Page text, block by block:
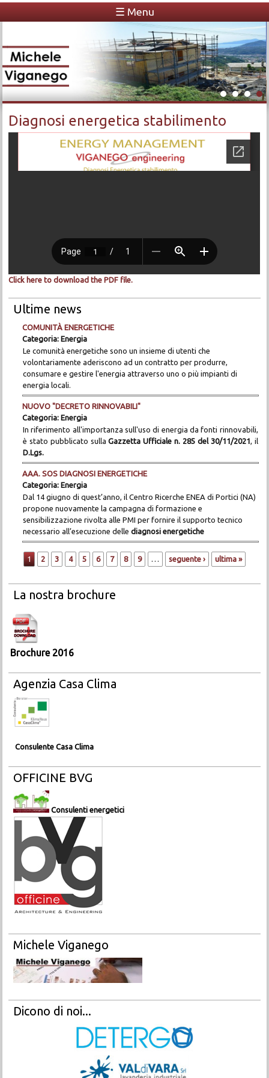
☰ Menu
Diagnosi energetica stabilimento
Click here to download the PDF file.
Ultime news
COMUNITÀ ENERGETICHE
Categoria: Energia
Le comunità energetiche sono un insieme di utenti che
volontariamente aderiscono ad un contratto per produrre,
consumare e gestire l'energia attraverso uno o più impianti di
energia locali.
NUOVO "DECRETO RINNOVABILI"
Categoria: Energia
In riferimento all'importanza sull'uso di energia da fonti rinnovabili,
è stato pubblicato sullaGazzetta Ufficiale n. 285 del 30/11/2021, il
D.Lgs.
AAA. SOS DIAGNOSI ENERGETICHE
Categoria: Energia
Dal 14 giugno di quest’anno, il Centro Ricerche ENEA di Portici (NA)
propone nuovamente la campagna di formazione e
sensibilizzazione rivolta alle PMI per fornire il supporto tecnico
necessario all’esecuzione delle diagnosi energetiche
Pagine
1 2 3 4 5 6 7 8 9 … seguente › ultima »
La nostra brochure
Brochure 2016
Agenzia Casa Clima
Consulente Casa Clima
OFFICINE BVG
Consulenti energetici
Michele Viganego
Dicono di noi...